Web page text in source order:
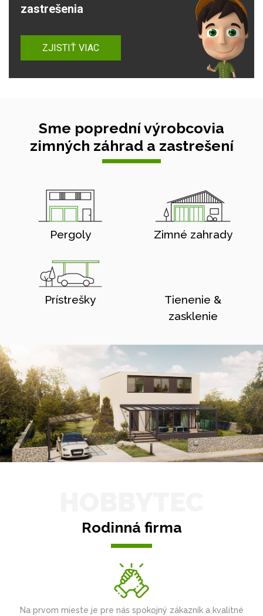
zastrešenia
ZJISTIŤ VIAC
Sme poprední výrobcovia
zimných záhrad a zastrešení
Pergoly Zimné zahrady
Prístrešky
Tienenie &
zasklenie
Rodinná firma
Na prvom mieste je pre nás spokojný zákazník a kvalitné